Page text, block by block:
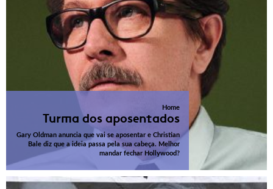
Home
Turma dos aposentados
Gary Oldman anuncia que vai se aposentar e Christian
Bale diz que a ideia passa pela sua cabeça. Melhor
mandar fechar Hollywood?